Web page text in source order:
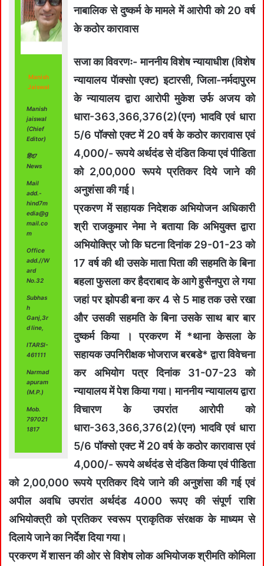
Manish
Jaiswal
Manish
jaiswal
(Chief
Editor)
हिंद7
News
Mail
add.-
hind7m
edia@g
mail.co
m
Office
add.//W
ard
No.32
Subhas
h
Ganj,3r
d line,
ITARSI-
461111
Narmad
apuram
(M.P.)
Mob.
797021
1817
नाबालिक से दुष्कर्म के मामले में आरोपी को 20 वर्ष
के कठोर कारावास
सजा का विवरणः- माननीय विशेष न्यायाधीश (विशेष
न्यायालय पॅाक्सोा एक्ट) इटारसी, जिला-नर्मदापुरम
के न्यायालय द्वारा आरोपी मुकेश उर्फ अजय को
धारा-363,366,376(2)(एन) भादवि एवं धारा
5/6 पॉक्सो एक्ट में 20 वर्ष के कठोर कारावास एवं
4,000/- रूपये अर्थदंड से दंडित किया एवं पीडिता
को 2,00,000 रूपये प्रतिकर दिये जाने की
अनुशंसा की गई।
प्रकरण में सहायक निदेशक अभियोजन अधिकारी
श्री राजकुमार नेमा ने बताया कि अभियुक्त द्वारा
अभियोक्त्रि जो कि घटना दिनांक 29-01-23 को
17 वर्ष की थी उसके माता पिता की सहमति के बिना
बहला फुसला कर हैदराबाद के आगे हुसैनपुरा ले गया
जहां पर झोपडी बना कर 4 से 5 माह तक उसे रखा
और उसकी सहमति के बिना उसके साथ बार बार
दुष्कर्म किया । प्रकरण में *थाना केसला के
सहायक उपनिरीक्षक भोजराज बरबडे* द्वारा विवेचना
कर अभियोग पत्र दिनांक 31-07-23 को
न्यायालय में पेश किया गया। माननीय न्यायालय द्वारा
विचारण के उपरांत आरोपी को
धारा-363,366,376(2)(एन) भादवि एवं धारा
5/6 पॉक्सो एक्ट में 20 वर्ष के कठोर कारावास एवं
4,000/- रूपये अर्थदंड से दंडित किया एवं पीडिता
को 2,00,000 रूपये प्रतिकर दिये जाने की अनुशंसा की गई एवं
अपील अवधि उपरांत अर्थदंड 4000 रूपए की संपूर्ण राशि
अभियोक्त्री को प्रतिकर स्वरूप प्राकृतिक संरक्षक के माध्यम से
दिलाये जाने का निर्देश दिया गया।
प्रकरण में शासन की ओर से विशेष लोक अभियोजक श्रीमति कोमिला